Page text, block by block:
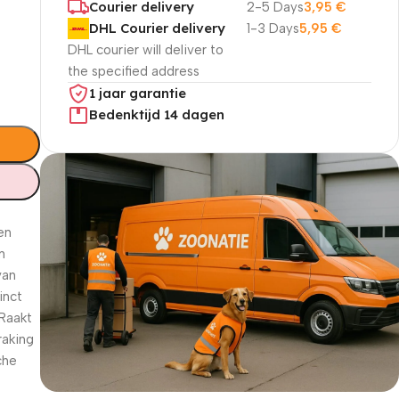
Courier delivery
2-5 Days3,95€
DHL Courier delivery
DHL courier will deliver to
the specified address
1-3 Days5,95€
1 jaar garantie
Bedenktijd 14 dagen